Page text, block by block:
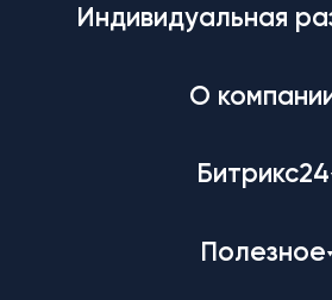
Индивидуальная
О
Битрикс24
Полезное